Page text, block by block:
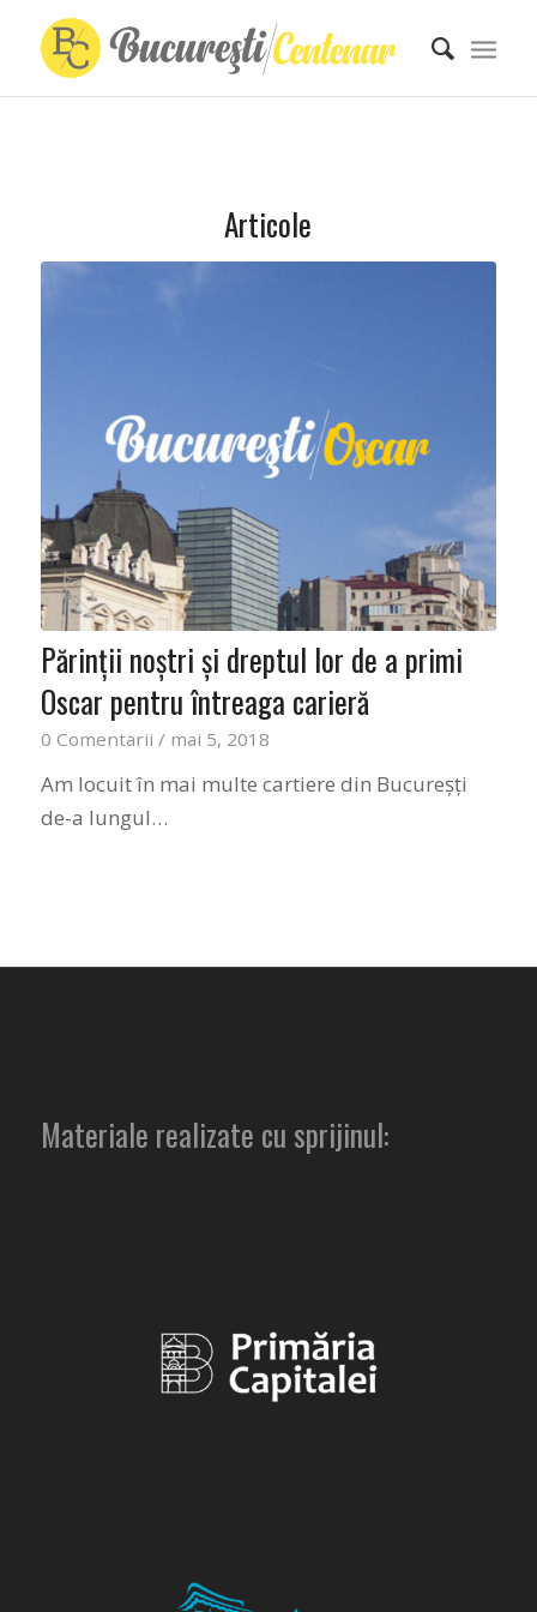
Articole
Părinții noștri și dreptul lor de a primi
Oscar pentru întreaga carieră
0 Comentarii / mai 5, 2018
Am locuit în mai multe cartiere din Bucureșți
de-a lungul…
Materiale realizate cu sprijinul: